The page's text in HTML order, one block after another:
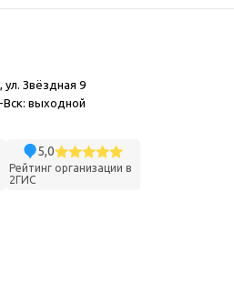
ул. Звёздная 9
Вск: выходной
5,0
Рейтинг организации в
2ГИС